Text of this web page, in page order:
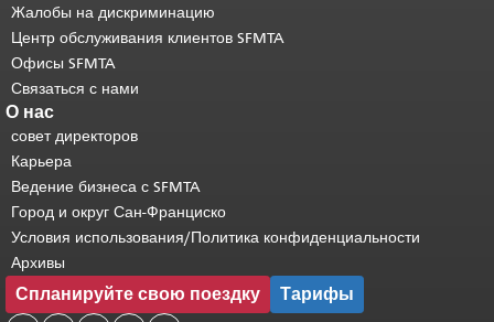
Жалобы на дискриминацию
Центр обслуживания клиентов SFMTA
Офисы SFMTA
Связаться с нами
О нас
совет директоров
Карьера
Ведение бизнеса с SFMTA
Город и округ Сан-Франциско
Условия использования/Политика конфиденциальности
Архивы
Спланируйте свою поездку Тарифы